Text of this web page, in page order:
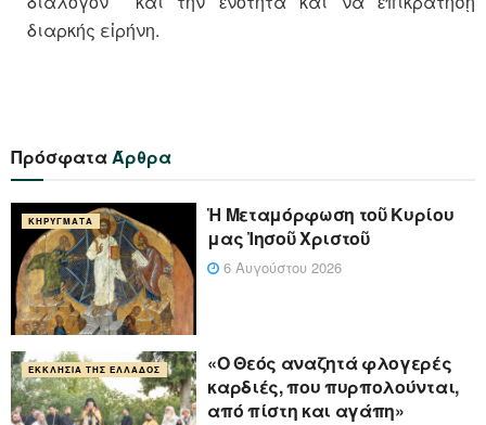
διαρκής εἰρήνη.
ΠρόσφαταΆρθρα
ΚΗΡΎΓΜΑΤΑ
Ἡ Μεταμόρφωση τοῦ Κυρίου
μας Ἰησοῦ Χριστοῦ
6 Αυγούστου 2026
ΕΚΚΛΗΣΊΑ ΤΗΣ ΕΛΛΆΔΟΣ
«Ο Θεός αναζητά φλογερές
καρδιές, που πυρπολούνται,
από πίστη και αγάπη»